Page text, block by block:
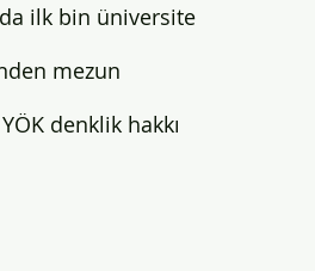
ilk bin üniversite
mezun
denklik hakkı